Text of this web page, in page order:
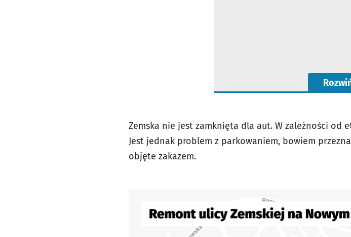
Zemska nie jest zamknięta dla aut. W zależności od
Jest jednak problem z parkowaniem, bowiem
objęte zakazem.